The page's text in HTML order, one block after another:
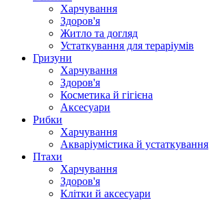
Харчування
Здоров'я
Житло та догляд
Устаткування для тераріумів
Гризуни
Харчування
Здоров'я
Косметика й гігієна
Аксесуари
Рибки
Харчування
Акваріумістика й устаткування
Птахи
Харчування
Здоров'я
Клітки й аксесуари